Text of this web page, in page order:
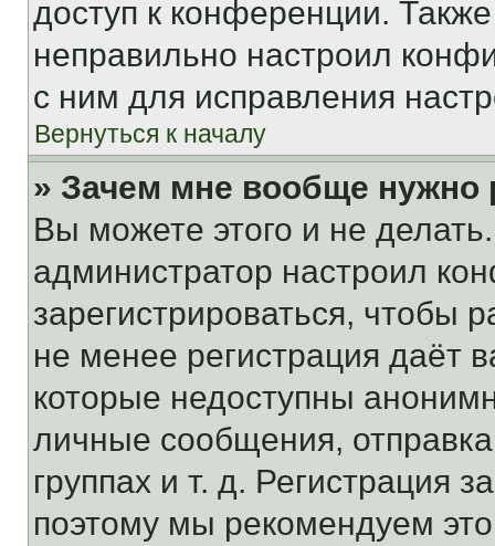
доступ к конференции.
неправильно настроил
с ним для исправления
Вернуться к началу
» Зачем мне вообще нужно
Вы можете этого и не
администратор настроил
зарегистрироваться, чтобы
не менее регистрация даёт
которые недоступны
личные сообщения,
группах и т. д. Регистрация
поэтому мы рекомендуем